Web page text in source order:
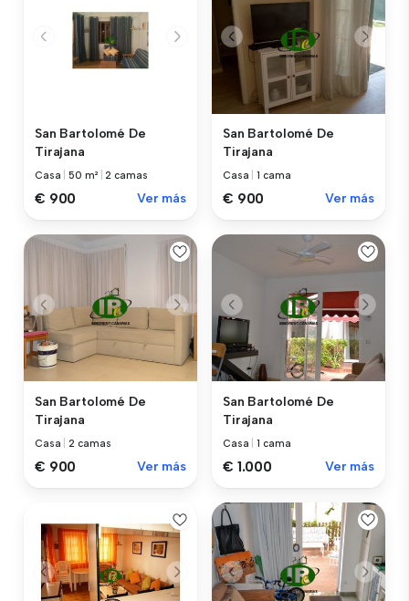
San Bartolomé De
Tirajana
Casa |50 m² |2 camas
€ 900 Ver más
San Bartolomé De
Tirajana
Casa |1 cama
€ 900 Ver más
San Bartolomé De
Tirajana
Casa 2 camas
€ 900 Ver más
San Bartolomé De
Tirajana
Casa |1 cama
€ 1.000 Ver más